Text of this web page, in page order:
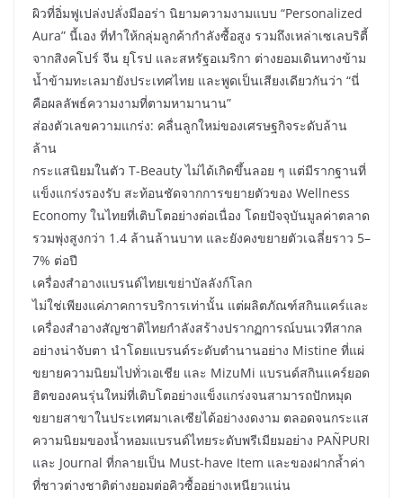
ผิวที่อิ่มฟูเปล่งปลั่งมีออร่า นิยามความงามแบบ “Personalized
Aura” นี้เอง ที่ทำให้กลุ่มลูกค้ากำลังซื้อสูง รวมถึงเหล่าเซเลบริตี้
จากสิงคโปร์ จีน ยุโรป และสหรัฐอเมริกา ต่างยอมเดินทางข้าม
น้ำข้ามทะเลมายังประเทศไทย และพูดเป็นเสียงเดียวกันว่า “นี่
คือผลลัพธ์ความงามที่ตามหามานาน”
ส่องตัวเลขความแกร่ง: คลื่นลูกใหม่ของเศรษฐกิจระดับล้าน
ล้าน
กระแสนิยมในตัว T-Beauty ไม่ได้เกิดขึ้นลอย ๆ แต่มีรากฐานที่
แข็งแกร่งรองรับ สะท้อนชัดจากการขยายตัวของ Wellness
Economy ในไทยที่เติบโตอย่างต่อเนื่อง โดยปัจจุบันมูลค่าตลาด
รวมพุ่งสูงกว่า 1.4 ล้านล้านบาท และยังคงขยายตัวเฉลี่ยราว 5–
7% ต่อปี
เครื่องสำอางแบรนด์ไทยเขย่าบัลลังก์โลก
ไม่ใช่เพียงแค่ภาคการบริการเท่านั้น แต่ผลิตภัณฑ์สกินแคร์และ
เครื่องสำอางสัญชาติไทยกำลังสร้างปรากฏการณ์บนเวทีสากล
อย่างน่าจับตา นำโดยแบรนด์ระดับตำนานอย่าง Mistine ที่แผ่
ขยายความนิยมไปทั่วเอเชีย และ MizuMi แบรนด์สกินแคร์ยอด
ฮิตของคนรุ่นใหม่ที่เติบโตอย่างแข็งแกร่งจนสามารถปักหมุด
ขยายสาขาในประเทศมาเลเซียได้อย่างงดงาม ตลอดจนกระแส
ความนิยมของน้ำหอมแบรนด์ไทยระดับพรีเมียมอย่าง PAÑPURI
และ Journal ที่กลายเป็น Must-have Item และของฝากล้ำค่า
ที่ชาวต่างชาติต่างยอมต่อคิวซื้ออย่างเหนียวแน่น